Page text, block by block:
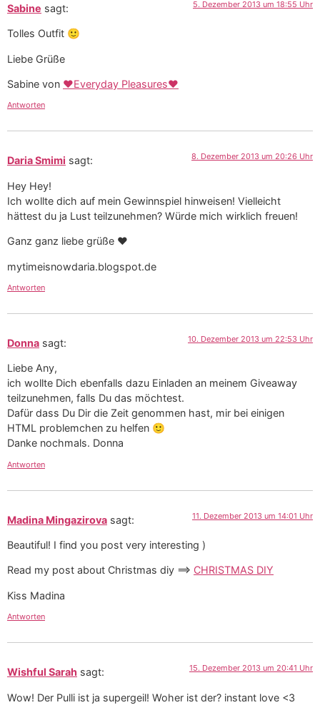
Sabine sagt: 5. Dezember 2013 um 18:55 Uhr
Tolles Outfit 🙂
Liebe Grüße
Sabine von ♥Everyday Pleasures♥
Antworten
Daria Smimi sagt: 8. Dezember 2013 um 20:26 Uhr
Hey Hey!
Ich wollte dich auf mein Gewinnspiel hinweisen! Vielleicht
hättest du ja Lust teilzunehmen? Würde mich wirklich freuen!
Ganz ganz liebe grüße ♥
mytimeisnowdaria.blogspot.de
Antworten
Donna sagt: 10. Dezember 2013 um 22:53 Uhr
Liebe Any,
ich wollte Dich ebenfalls dazu Einladen an meinem Giveaway
teilzunehmen, falls Du das möchtest.
Dafür dass Du Dir die Zeit genommen hast, mir bei einigen
HTML problemchen zu helfen 🙂
Danke nochmals. Donna
Antworten
Madina Mingazirova sagt: 11. Dezember 2013 um 14:01 Uhr
Beautiful! I find you post very interesting )
Read my post about Christmas diy ==> CHRISTMAS DIY
Kiss Madina
Antworten
Wishful Sarah sagt: 15. Dezember 2013 um 20:41 Uhr
Wow! Der Pulli ist ja supergeil! Woher ist der? instant love <3